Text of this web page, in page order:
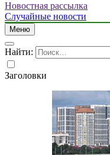
Новостная рассылка
Случайные новости
Меню
Найти:
Заголовки